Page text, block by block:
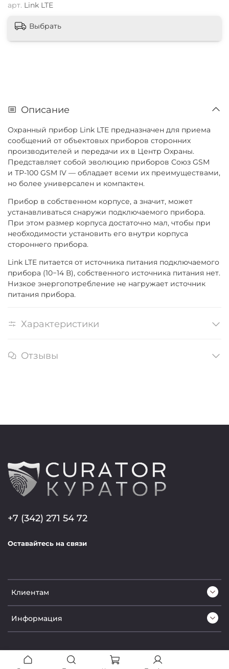
арт. Link LTE
Выбрать
Описание
Охранный прибор Link LTE предназначен для приема
сообщений от объектовых приборов сторонних
производителей и передачи их в Центр Охраны.
Представляет собой эволюцию приборов Союз GSM
и ТР-100 GSM IV — обладает всеми их преимуществами,
но более универсален и компактен.
Прибор в собственном корпусе, а значит, может
устанавливаться снаружи подключаемого прибора.
При этом размер корпуса достаточно мал, чтобы при
необходимости установить его внутри корпуса
стороннего прибора.
Link LTE питается от источника питания подключаемого
прибора (10−14 В), собственного источника питания нет.
Низкое энергопотребление не нагружает источник
питания прибора.
Характеристики
Отзывы
Клиентам
Информация
+7 (342) 271 54 72
Оставайтесь на связи